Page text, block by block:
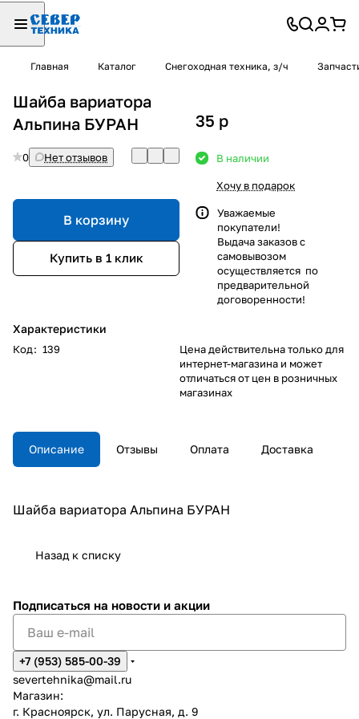
Главная Каталог Снегоходная техника, з/ч
Шайба вариатора
Альпина БУРАН
0 Нет отзывов
В корзину
Купить в 1 клик
Характеристики
Код: 139
35 p
В наличии
Хочу в подарок
Уважаемые
покупатели!
Выдача заказов с
самовывозом
осуществляется по
предварительной
договоренности!
Цена действительна только для
интернет-магазина и может
отличаться от цен в розничных
магазинах
Описание Отзывы Оплата Доставка
Шайба вариатора Альпина БУРАН
Назад к списку
Подписаться на новости и акции
+7 (953) 585-00-39
severtehnika@mail.ru
Магазин:
г. Красноярск, ул. Парусная, д. 9